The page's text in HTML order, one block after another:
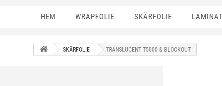
HEM WRAPFOLIE SKÄRFOLIE
SKÄRFOLIE TRANSLUCENT T5000 & BLOCKOUT